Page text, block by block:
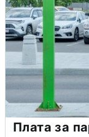
Плата за